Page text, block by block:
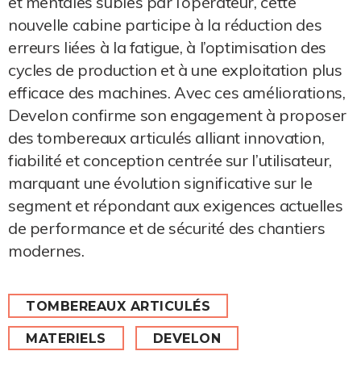
nouvelle cabine participe à la réduction des
erreurs liées à la fatigue, à l’optimisation des
cycles de production et à une exploitation plus
efficace des machines. Avec ces améliorations,
Develon confirme son engagement à proposer
des tombereaux articulés alliant innovation,
fiabilité et conception centrée sur l’utilisateur,
marquant une évolution significative sur le
segment et répondant aux exigences actuelles
de performance et de sécurité des chantiers
modernes.
TOMBEREAUX ARTICULÉS
MATERIELS DEVELON